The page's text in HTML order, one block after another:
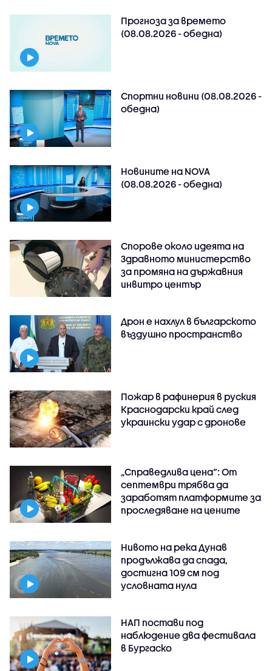
Прогноза за времето
(08.08.2026 - обедна)
Спортни новини (08.08.2026 -
обедна)
Новините на NOVA
(08.08.2026 - обедна)
Спорове около идеята на
Здравното министерство
за промяна на държавния
инвитро център
Дрон е нахлул в българското
въздушно пространство
Пожар в рафинерия в руския
Краснодарски край след
украински удар с дронове
„Справедлива цена“: От
септември трябва да
заработят платформите за
проследяване на цените
Нивото на река Дунав
продължава да спада,
достигна 109 см под
условната нула
НАП постави под
наблюдение два фестивала
в Бургаско